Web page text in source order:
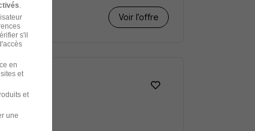
Voir l’offre
s'il
en
et
et
une